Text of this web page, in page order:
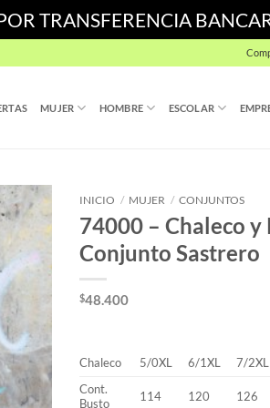
TRANSFERENCIA
MUJER HOMBRE ESCOLAR
INICIO / MUJER / CONJUNTOS
74000 – Chaleco y
Conjunto Sastrero
$48.400
Chaleco 5/0XL 6/1XL
7/2XL
Cont.
Busto
114 120 126